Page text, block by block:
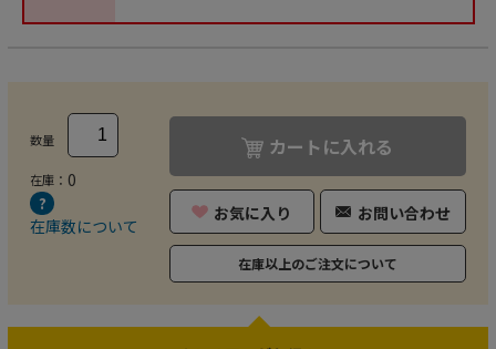
数量
在庫： 0
在庫数について
カートに入れる
お気に入り お問い合わせ
在庫以上のご注文について